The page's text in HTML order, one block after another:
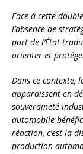
Face à cette
l’absence de
part de l’État
orienter et
Dans ce contexte,
apparaissent en
souveraineté
automobile
réaction, c’est la
production